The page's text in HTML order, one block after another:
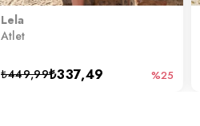
Lela
Atlet
₺337,49
₺449,99 %25